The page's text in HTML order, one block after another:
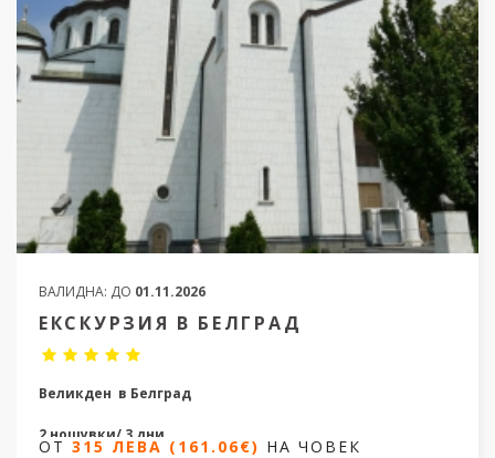
ВАЛИДНА: ДО 01.11.2026
ЕКСКУРЗИЯ В БЕЛГРАД
Великден в Белград
2 нощувки/ 3 дни
ОТ 315 ЛЕВА (161.06€) НА ЧОВЕК